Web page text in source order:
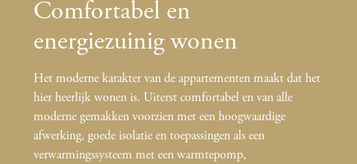
Comfortabel en
energiezuinig wonen
Het moderne karakter van de appartementen maakt dat het
hier heerlijk wonen is. Uiterst comfortabel en van alle
moderne gemakken voorzien met een hoog­waardige
afwerking, goede isolatie en toepassingen als een
verwarmingssysteem met een warmte­pomp,